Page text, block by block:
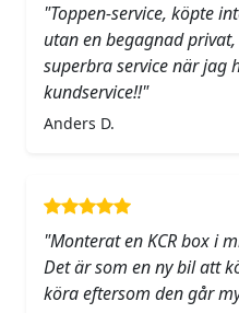
"Toppen-service, köpte
utan en begagnad
superbra service när jag
kundservice!!"
Anders D.
"Monterat en KCR box i
Det är som en ny bil att
köra eftersom den går